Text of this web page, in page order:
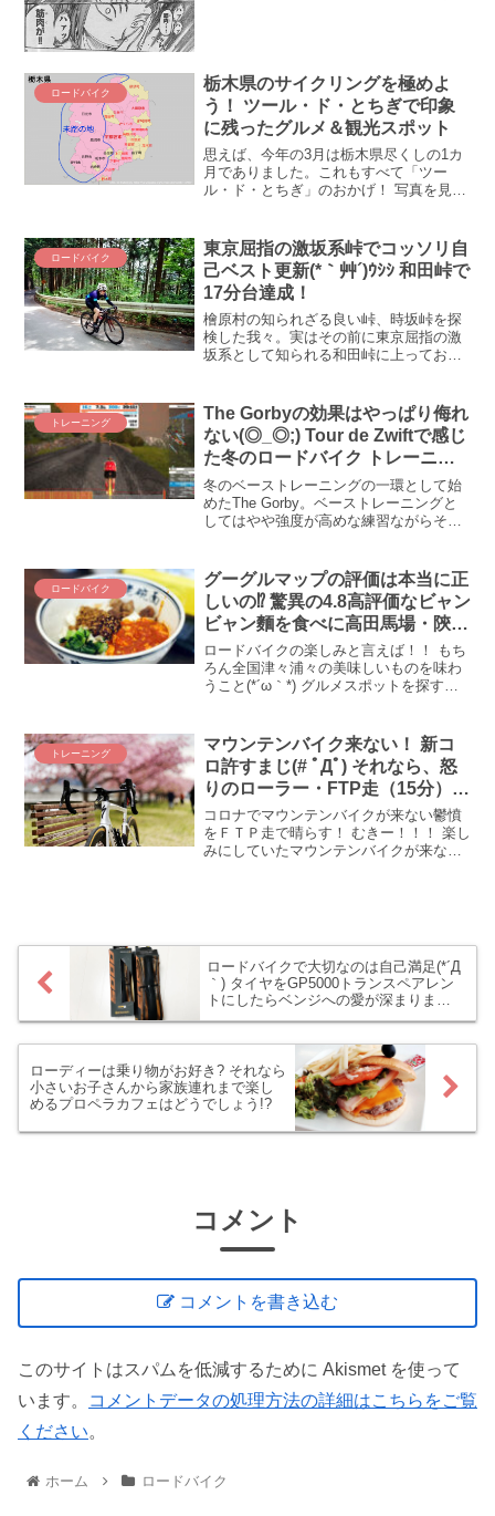
ロードバイク
栃木県のサイクリングを極めよ
う！ ツール・ド・とちぎで印象
に残ったグルメ＆観光スポット
思えば、今年の3月は栃木県尽くしの1カ
月でありました。これもすべて「ツー
ル・ド・とちぎ」のおかげ！ 写真を見返
す(*´ω｀*) という訳で、栃木で味わった
景色やグルメを地...
ロードバイク
東京屈指の激坂系峠でコッソリ自
己ベスト更新(*｀艸´)ｳｼｼ 和田峠で
17分台達成！
檜原村の知られざる良い峠、時坂峠を探
検した我々。実はその前に東京屈指の激
坂系として知られる和田峠に上っておっ
なかの好タイムな自己ベストを記録して
しまいましたぞ...
トレーニング
The Gorbyの効果はやっぱり侮れ
ない(◎_◎;) Tour de Zwiftで感じ
た冬のロードバイク トレーニン
グの効果
冬のベーストレーニングの一環として始
めたThe Gorby。ベーストレーニングと
してはやや強度が高めな練習ながらその
「Tour de Zwift Stage 5」に出て確かめて
みたら驚きのリザルトになりました。ロ
ードバイクのトレーニングに、週1回のゴ
ルビーは最強かもしれません。
ロードバイク
グーグルマップの評価は本当に正
しいの⁉ 驚異の4.8高評価なビャン
ビャン麵を食べに高田馬場・陝西
面館にロードバイクで行ってみ
た！
ロードバイクの楽しみと言えば！！ もち
ろん全国津々浦々の美味しいものを味わ
うこと(*´ω｀*) グルメスポットを探すと
たい」「行ってみたい」と思うもの。今
回もグーグルマップをアテにして、「𰻞
𰻞麵（ビャンビャン麵）」にトライして
みました。その評価、驚愕の4.8（5点満
点）(◎_◎;)！ 4.8って・・・ほんとかな
ぁ。。。(-_-;)ｱﾔｼｲ
トレーニング
マウンテンバイク来ない！ 新コ
ロ許すまじ(# ﾟДﾟ) それなら、怒
りのローラー・FTP走（15分）
だ！
コロナでマウンテンバイクが来ない鬱憤
をＦＴＰ走で晴らす！ むきー！！！ 楽し
みにしていたマウンテンバイクが来ない
ロードバイクで大切なのは自己満足(*´Д
｀) タイヤをGP5000トランスペアレン
トにしたらベンジへの愛が深まりまし
ローディーは乗り物がお好き? それなら
小さいお子さんから家族連れまで楽し
めるプロペラカフェはどうでしょう!?
コメント
コメントを書き込む
このサイトはスパムを低減するために Akismet を使って
います。
コメントデータの処理方法の詳細はこちらをご覧
ください。
ホーム ロードバイク